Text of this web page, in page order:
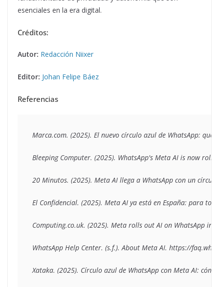
esenciales en la era digital.
Créditos:
Autor: Redacción Niixer
Editor: Johan Felipe Báez
Referencias
Marca.com. (2025). El nuevo círculo azul de WhatsApp:
Bleeping Computer. (2025). WhatsApp's Meta AI is now
20 Minutos. (2025). Meta AI llega a WhatsApp con un
El Confidencial. (2025). Meta AI ya está en España: para
Computing.co.uk. (2025). Meta rolls out AI on WhatsApp
WhatsApp Help Center. (s.f.). About Meta AI. https://
Xataka. (2025). Círculo azul de WhatsApp con Meta AI: